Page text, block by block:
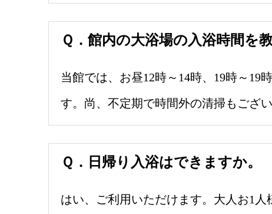
Ｑ．館内の大浴場の入浴時間を
当館では、お昼12時～14時、19時～19
す。尚、不定期で時間外の清掃もござ
Ｑ．日帰り入浴はできますか。
はい、ご利用いただけます。大人お1